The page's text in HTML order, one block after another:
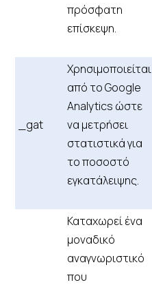
πρόσφατη
επίσκεψη.
_gat
Χρησιμοποιείται
από το Google
Analytics ώστε
να μετρήσει
στατιστικά για
το ποσοστό
εγκατάλειψης.
Καταχωρεί ένα
μοναδικό
αναγνωριστικό
που